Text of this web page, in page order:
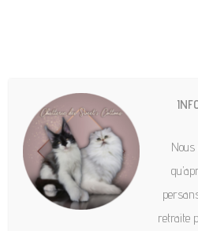
Hit enter to search or
retraite